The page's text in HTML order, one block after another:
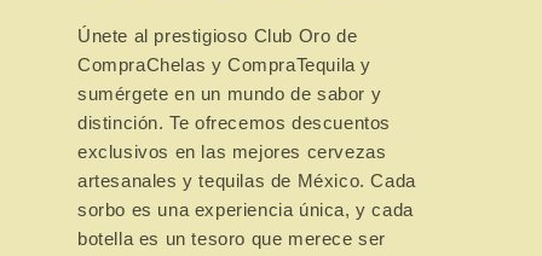
Únete al prestigioso Club Oro de
CompraChelas y CompraTequila y
sumérgete en un mundo de sabor y
distinción. Te ofrecemos descuentos
exclusivos en las mejores cervezas
artesanales y tequilas de México. Cada
sorbo es una experiencia única, y cada
botella es un tesoro que merece ser